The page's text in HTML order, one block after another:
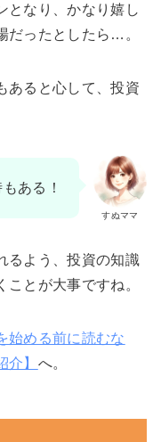
となり、かなり嬉し
だったとしたら…。
あると心して、投資
すぬママ
ある！
るよう、投資の知識
とが大事ですね。
始める前に読むな
】 へ。